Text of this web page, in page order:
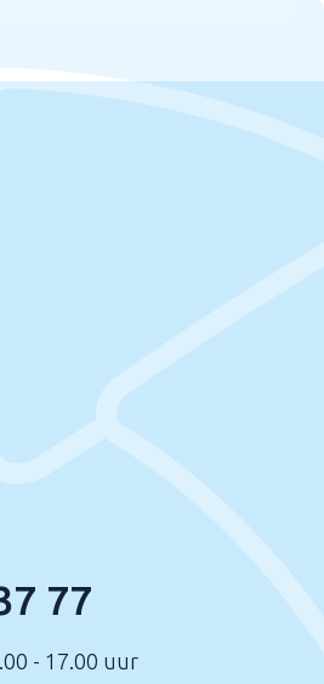
77
- 17.00 uur